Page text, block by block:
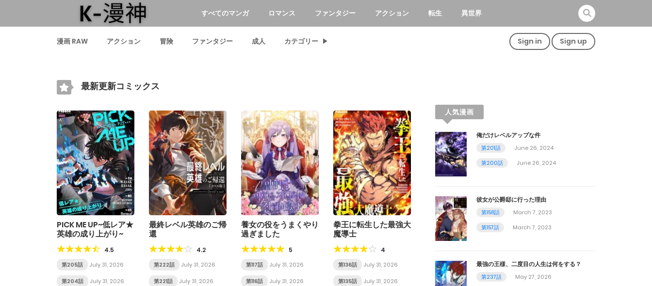
すべてのマンガ ロマンス ファンタジー アクション 転生 異世界
漫画 RAW アクション 冒険 ファンタジー 成人 カテゴリー Sign in Sign up
最新更新コミックス
PICK ME UP~低レア★
英雄の成り上がり~
4.5
第205話 July 31, 2026
第204話 July 31, 2026
最終レベル英雄のご帰
還
4.2
第222話 July 31, 2026
第221話 July 31, 2026
養女の役をうまくやり
過ぎました
5
第117話 July 31, 2026
第116話 July 31, 2026
拳王に転生した最強大
魔導士
4
第136話 July 31, 2026
第135話 July 31, 2026
人気漫画
俺だけレベルアップな件
第201話
June 26, 2024
第200話
June 26, 2024
彼女が公爵邸に行った理由
第158話
March 7, 2023
第157話
March 7, 2023
最強の王様、二度目の人生は何をする？
第237話
May 27, 2026